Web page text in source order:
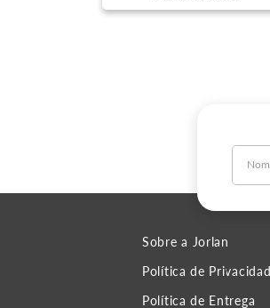
Sobre a Jorlan
Política de
Política de Entrega